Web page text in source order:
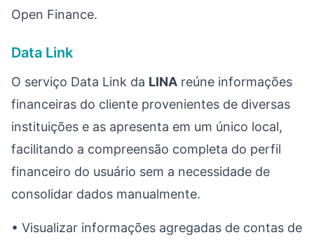
Open Finance.
Data Link
O serviço Data Link da LINA reúne informações
financeiras do cliente provenientes de diversas
instituições e as apresenta em um único local,
facilitando a compreensão completa do perfil
financeiro do usuário sem a necessidade de
consolidar dados manualmente.
• Visualizar informações agregadas de contas de